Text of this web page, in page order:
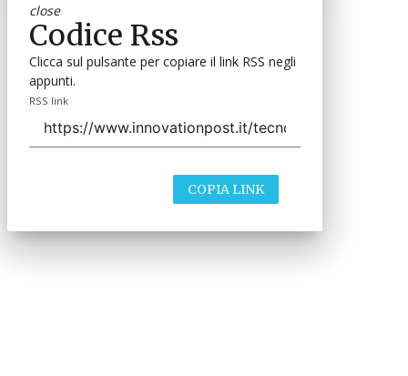
close
Codice Rss
Clicca sul pulsante per copiare il link RSS negli
appunti.
RSS link
COPIA LINK